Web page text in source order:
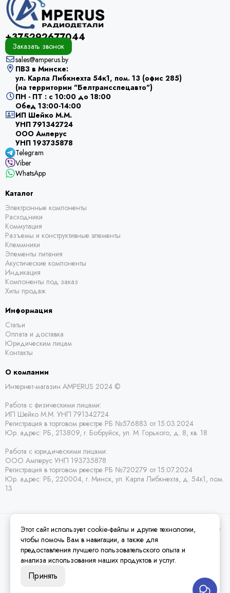
+375292677044
Заказать звонок
sales@amperus.by
ПВЗ в Минске:
ул. Карла Либкнехта 54к1, пом. 13 (офис 285)
(на территории "Белтрансспецавто")
ПН - ПТ : с 10:00 до 18:00
Обед 13:00-14:00
ИП Шейко М.М.
УНП 791342724
ООО Амперус
УНП 193735878
Telegram
Viber
WhatsApp
Каталог
Электронные компоненты
Расходники
Коммутация
Разъемы и конструктивные элементы
Клеммники
Элементы питания
Акустические компоненты
Индикация
Компоненты под заказ
Хиты продаж
Информация
Статьи
Оплата и доставка
Юридическим лицам
Контакты
О компании
Интернет-магазин AMPERUS 2024 ©
Работа с физическими лицами:
ИП Шейко М.М. УНП 791342724
Регистрация в торговом реестре РБ №576883 от 15.03.2024
Юр. адрес: РБ, 213809, г. Бобруйск, ул. М. Горького, д. 8, кв. 18
Работа с юридическими лицами:
ООО Амперус УНП 193735878
Регистрация в торговом реестре РБ №720279 от 15.07.2024
Юр. адрес: РБ, 220004, г. Минск, ул. Карла Либкнехта, д. 54к1, пом.
13
2026 © Amperus Радиодетали Минск | купить в розницу, оптом и почтой по
Беларуси.Карта сайта
Этот сайт использует cookie-файлы и другие технологии,
чтобы помочь Вам в навигации, а также для
предоставления лучшего пользовательского опыта и
анализа использования наших продуктов и услуг.
Принять